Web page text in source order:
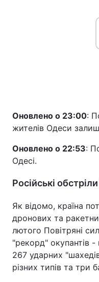
Оновлено о 23:00:
жителів Одеси
Оновлено о 22:53:
Одесі.
Російські
Як відомо, країна
дронових та
лютого Повітряні
"рекорд" окупантів -
267 ударних
різних типів та три